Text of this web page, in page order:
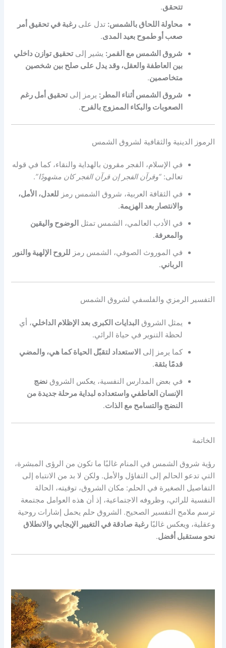
تتحقق.
محاولة اللحاق بالشمس: تدل علىرغبة في تحقيق أمر
صعب أو طموح بعيد المدى.
شروق الشمس مع القمر: يشير إلىتحقيق توازن داخلي
بين العاطفة والعقل، وقد يدل على صلح بين شخصين
متخاصمين.
شروق الشمس أثناء المطر: يرمز إلىتحقيق أمل رغم
الصعوبات والبكاء الممزوج بالفرح.
الرموز الدينية والثقافية لشروق الشمس
في الإسلام، الفجر مقرون بالهداية والنقاء، كما في قوله
تعالى:“وقرآن الفجر إن قرآن الفجر كان مشهودًا”.
في الثقافة العربية، شروق الشمس رمز للعدل، الأمل،
والانتصار بعد الهزيمة.
في الأدب العالمي، الشمس تمثل الوضوح واليقين
والمعرفة.
في الموروث الصوفي، الشمس رمز للروح الإلهية والنور
الرباني.
التفسير الرمزي والفلسفي لشروق الشمس
يمثل الشروق البدايات الكبرى بعد الإظلام الداخلي، أي
لحظة التنوير في حياة الرائي.
كما يرمز إلى الاستعداد لتقبّل الحياة كما هي، والمضي
قدمًا بثقة.
في بعض المدارس النفسية، يعكس الشروقنضج
الإنسان العاطفي واستعداده لبداية مرحلة جديدة من
النضج والتسامح مع الذات.
الخاتمة
رؤية شروق الشمس في المنام غالبًا ما تكون من الرؤى المبشرة،
التي تدعو الحالم إلى التفاؤل والأمل. ولكن لا بد من الانتباه إلى
التفاصيل الصغيرة في الحلم: مكان الشروق، توقيته، الحالة
النفسية للرائي، وظروفه الاجتماعية، إذ أن هذه العوامل مجتمعة
ترسم ملامح التفسير الصحيح. الشروق حلم يحمل إشارات روحية
وعقلية، ويعكس غالبًارغبة صادقة في التغيير الإيجابي والانطلاق
نحو مستقبل أفضل.